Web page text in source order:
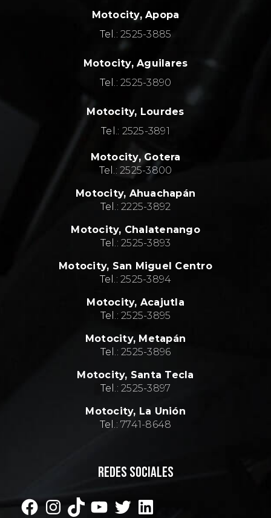
Motocity, Apopa
Tel.:2525-3885
Motocity, Aguilares
Tel.:2525-3890
Motocity, Lourdes
Tel.: 2525-3891
Motocity, Gotera
Tel.:2525-3800
Motocity, Ahuachapán
Tel.:2225-3892
Motocity, Chalatenango
Tel.:2525-3893
Motocity, San Miguel Centro
Tel.:2525-3894
Motocity, Acajutla
Tel.:2525-3895
Motocity, Metapán
Tel.:2525-3896
Motocity, Santa Tecla
Tel.:2525-3897
Motocity, La Unión
Tel.:7741-8648
REDES SOCIALES
Facebook
Instagram
TikTok
YouTube
Twitter